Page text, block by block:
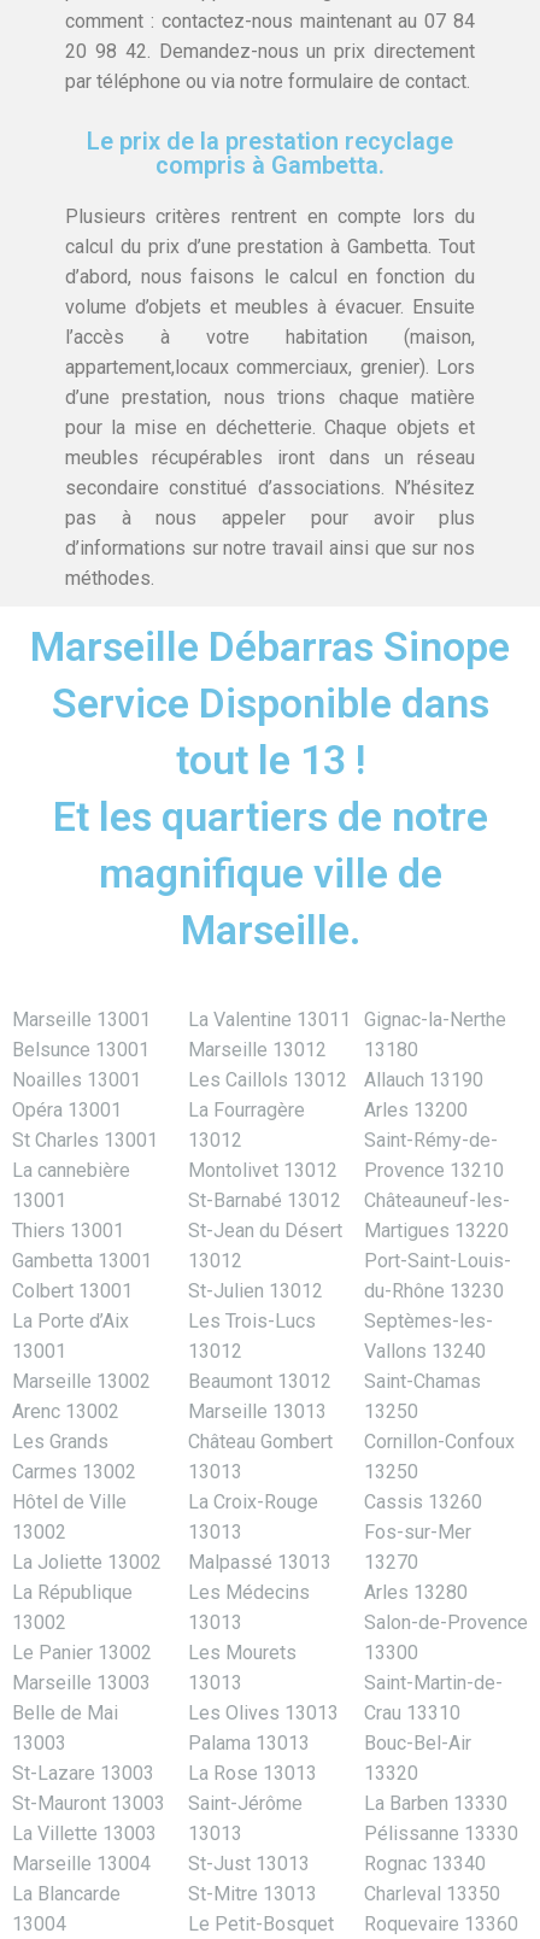
comment : contactez-nous maintenant au 07 84
20 98 42. Demandez-nous un prix directement
par téléphone ou via notre formulaire de contact.
Le prix de la prestation recyclage
compris à Gambetta.
Plusieurs critères rentrent en compte lors du
calcul du prix d’une prestation à Gambetta. Tout
d’abord, nous faisons le calcul en fonction du
volume d’objets et meubles à évacuer. Ensuite
l’accès à votre habitation (maison,
appartement,locaux commerciaux, grenier). Lors
d’une prestation, nous trions chaque matière
pour la mise en déchetterie. Chaque objets et
meubles récupérables iront dans un réseau
secondaire constitué d’associations. N’hésitez
pas à nous appeler pour avoir plus
d’informations sur notre travail ainsi que sur nos
méthodes.
Marseille Débarras Sinope
Service Disponible dans
tout le 13 !
Et les quartiers de notre
magnifique ville de
Marseille.
Marseille 13001
Belsunce 13001
Noailles 13001
Opéra 13001
St Charles 13001
La cannebière
13001
Thiers 13001
Gambetta 13001
Colbert 13001
La Porte d’Aix
13001
Marseille 13002
Arenc 13002
Les Grands
Carmes 13002
Hôtel de Ville
13002
La Joliette 13002
La République
13002
Le Panier 13002
Marseille 13003
Belle de Mai
13003
St-Lazare 13003
St-Mauront 13003
La Villette 13003
Marseille 13004
La Blancarde
13004
La Valentine 13011
Marseille 13012
Les Caillols 13012
La Fourragère
13012
Montolivet 13012
St-Barnabé 13012
St-Jean du Désert
13012
St-Julien 13012
Les Trois-Lucs
13012
Beaumont 13012
Marseille 13013
Château Gombert
13013
La Croix-Rouge
13013
Malpassé 13013
Les Médecins
13013
Les Mourets
13013
Les Olives 13013
Palama 13013
La Rose 13013
Saint-Jérôme
13013
St-Just 13013
St-Mitre 13013
Le Petit-Bosquet
Gignac-la-Nerthe
13180
Allauch 13190
Arles 13200
Saint-Rémy-de-
Provence 13210
Châteauneuf-les-
Martigues 13220
Port-Saint-Louis-
du-Rhône 13230
Septèmes-les-
Vallons 13240
Saint-Chamas
13250
Cornillon-Confoux
13250
Cassis 13260
Fos-sur-Mer
13270
Arles 13280
Salon-de-Provence
13300
Saint-Martin-de-
Crau 13310
Bouc-Bel-Air
13320
La Barben 13330
Pélissanne 13330
Rognac 13340
Charleval 13350
Roquevaire 13360